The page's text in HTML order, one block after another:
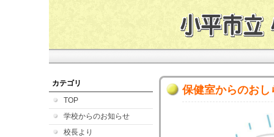
カテゴリ
TOP
学校からのお知らせ
校長より
保健室からのおし